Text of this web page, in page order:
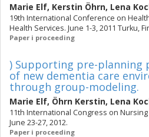
Marie Elf, Kerstin Öhrn, Lena
19th International Conference on
Health Services. June 1-3, 2011 Turku,
Paper i proceeding
) Supporting pre-planning
of new dementia care
through group-modeling.
Marie Elf, Öhrn Kerstin, Lena
11th International Congress on
June 23-27, 2012.
Paper i proceeding